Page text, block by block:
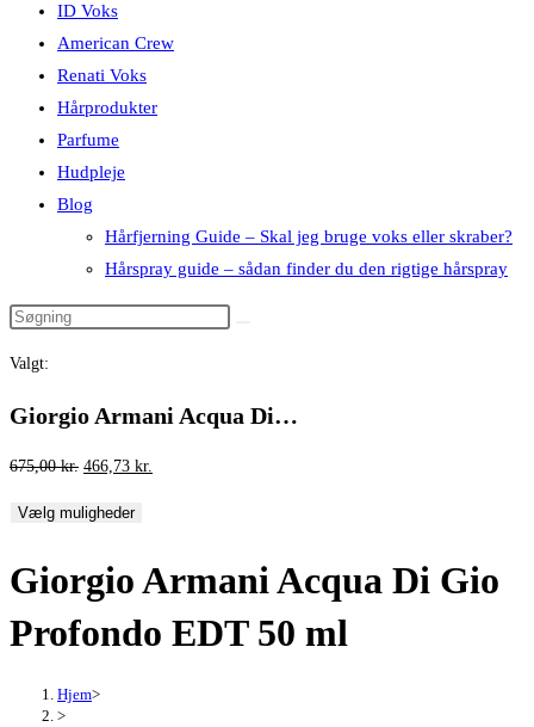
ID Voks
American Crew
Renati Voks
Hårprodukter
Parfume
Hudpleje
Blog
Hårfjerning Guide – Skal jeg bruge voks eller skraber?
Hårspray guide – sådan finder du den rigtige hårspray
Valgt:
Giorgio Armani Acqua Di…
675,00kr. Den
pris
675,00 kr..
466,73 kr.
466,73 kr..
Vælg muligheder
Giorgio Armani Acqua Di Gio
Profondo EDT 50 ml
Hjem>
>